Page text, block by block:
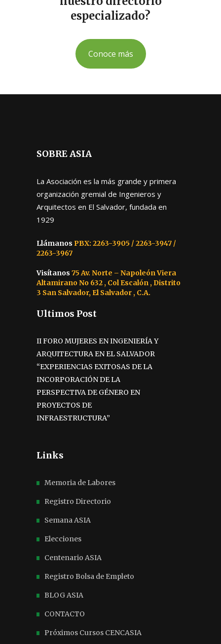
especializado?
Conoce más
SOBRE ASIA
La Asociación es la más grande y primera
organización gremial de Ingenieros y
Arquitectos en El Salvador, fundada en
1929
Llámanos PBX: 2263-3905 / 2263-3947 /
2263-3967
Visítanos 75 Av. Norte – Napoleón Viera
Altamirano No 632 , Col Escalón , Distrito
3 San Salvador, El Salvador , C.A.
Ultimos Post
II FORO MUJERES EN INGENIERÍA Y
ARQUITECTURA EN EL SALVADOR
“EXPERIENCIAS EXITOSAS DE LA
INCORPORACIÓN DE LA
PERSPECTIVA DE GÉNERO EN
PROYECTOS DE
INFRAESTRUCTURA”
Links
Memoria de Labores
Registro Directorio
Semana ASIA
Elecciones
Centenario ASIA
Registro Bolsa de Empleto
BLOG ASIA
CONTACTO
Próximos Cursos CENCASIA